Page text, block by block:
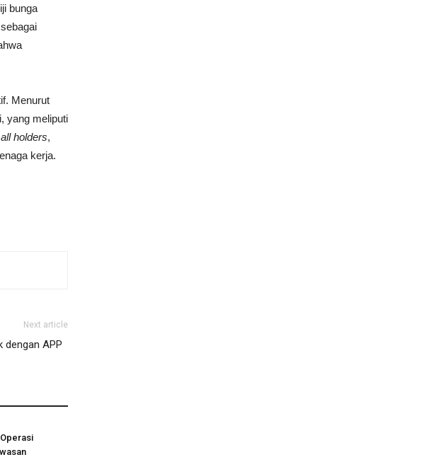
bunga
Menurut
yang meliputi
holders,
kerja.
Next article
dengan APP